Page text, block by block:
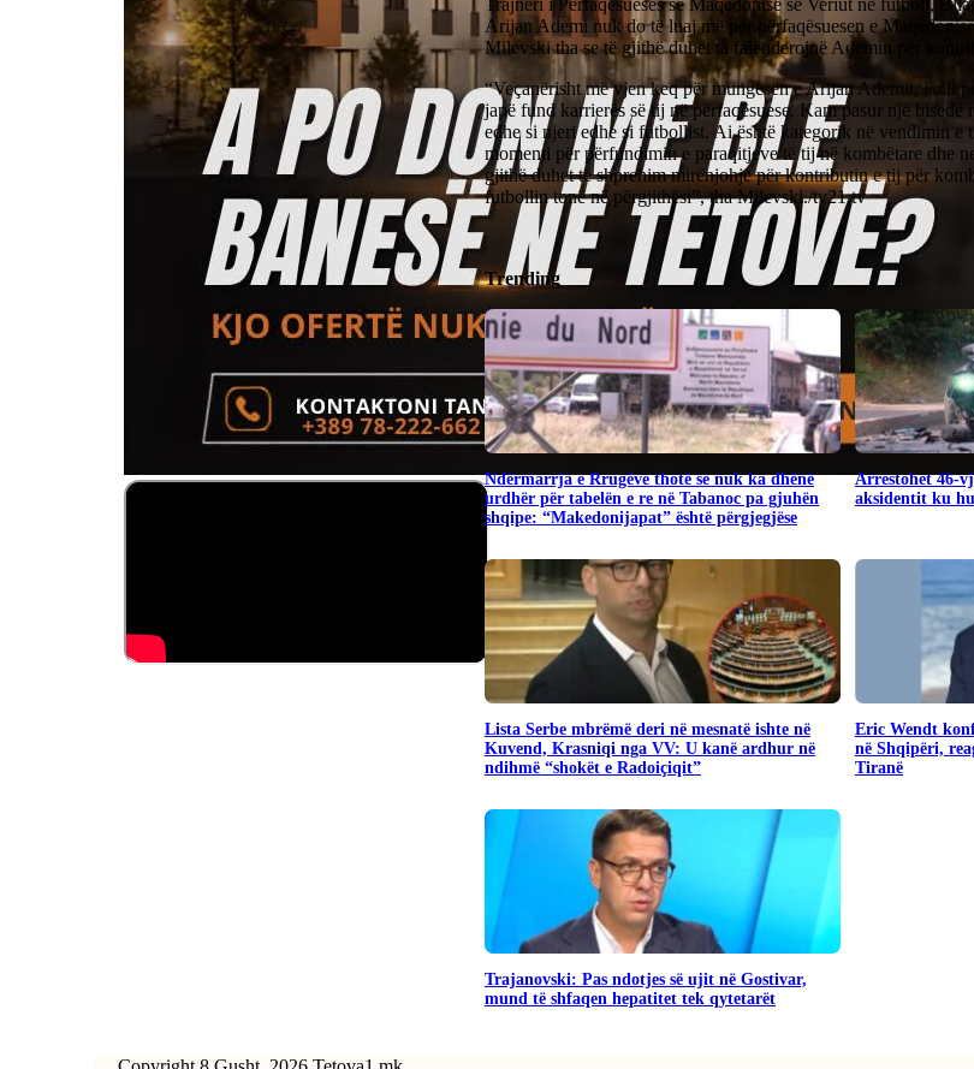
Arijan Ademi nuk do të luaj më për përfaqësuesen e
Milevski tha se të gjithë duhet ta falënderojnë Ademin për
“Veçanërisht më vjen keq për mungesën e Arijan Ademit, i cili
japë fund karrierës së tij në përfaqësuese. Kam pasur një
edhe si njeri edhe si futbollist. Ai është kategorik në vendimin e
momenti për përfundimin e paraqitjeve të tij në kombëtare dhe
gjithë duhet të shprehim mirënjohje për kontributin e tij për
futbollin tonë në përgjithësi”, tha Milevski./tv21.tv
Trending
Ndërmarrja e Rrugëve thotë se nuk ka dhënë
urdhër për tabelën e re në Tabanoc pa gjuhën
shqipe: “Makedonijapat” është përgjegjëse
Arrestohet 46-
aksidentit ku
​Lista Serbe mbrëmë deri në mesnatë ishte në
Kuvend, Krasniqi nga VV: U kanë ardhur në
ndihmë “shokët e Radoiçiqit”
Eric Wendt
në Shqipëri,
Tiranë
Trajanovski: Pas ndotjes së ujit në Gostivar,
mund të shfaqen hepatitet tek qytetarët